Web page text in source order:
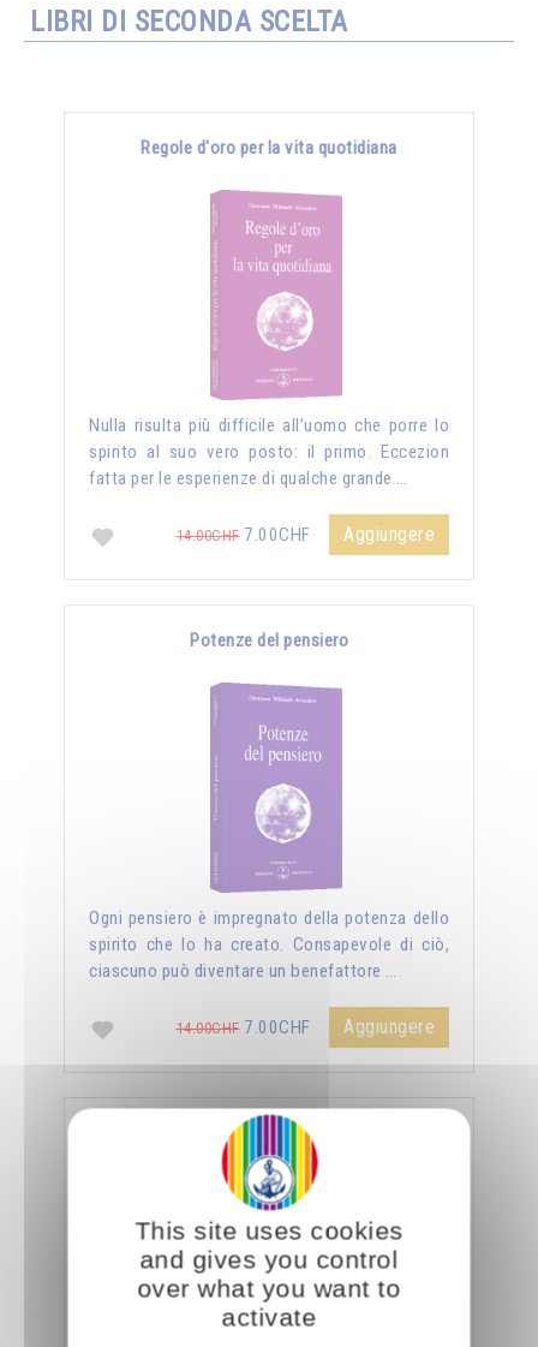
LIBRI DI SECONDA SCELTA
Regole d'oro per la vita quotidiana
Nulla risulta più difficile all’uomo che porre lo
spirito al suo vero posto: il primo. Eccezion
fatta per le esperienze di qualche grande …
14.00CHF7.00CHF Aggiungere
Potenze del pensiero
Ogni pensiero è impregnato della potenza dello
spirito che lo ha creato. Consapevole di ciò,
ciascuno può diventare un benefattore …
14.00CHF7.00CHF Aggiungere
La sessualità forza del cielo
This site uses cookies
and gives you control
over what you want to
activate